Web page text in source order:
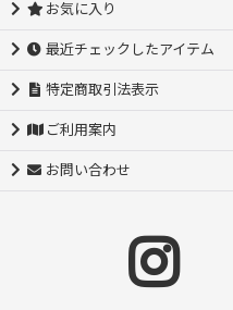
お気に入り
最近チェックしたアイテム
特定商取引法表示
ご利用案内
お問い合わせ